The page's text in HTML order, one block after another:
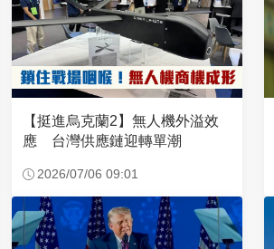
【挺進烏克蘭2】無人機外溢效
應 台灣供應鏈迎轉單潮
2026/07/06 09:01